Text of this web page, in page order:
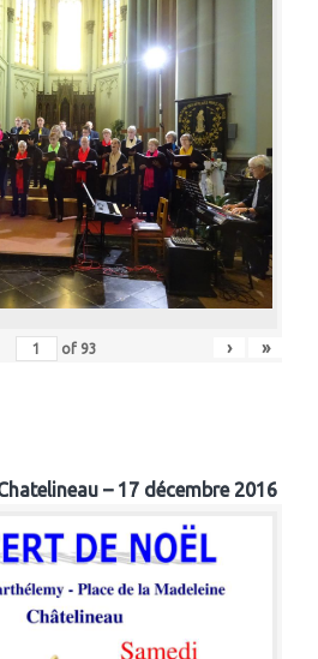
of 93 › »
– 17 décembre 2016